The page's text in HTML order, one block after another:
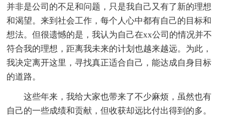
并非是公司的不足和问题，只是我自己又有了新的理想
和渴望。来到社会工作，每个人心中都有自己的目标和
想法。但很遗憾的是，我认为自己在xx公司的情况并不
符合我的理想，距离我未来的计划也越来越远。为此，
我决定离开这里，寻找真正适合自己，能达成自身目标
的道路。
这些年来，我给大家也带来了不少麻烦，虽然也有
自己的一些成绩和贡献，但收获却远比付出得到的多。